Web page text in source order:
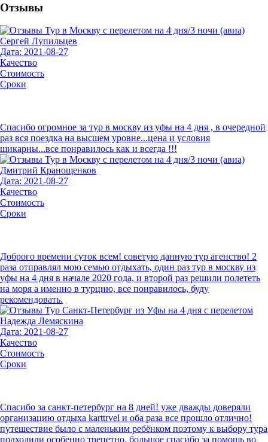
Отзывы
Сергей Лупильцев
Дата: 2021-08-27
Качество
Стоимость
Сроки
Спасибо огромное за тур в москву из уфы на 4 дня , в очередной
раз вся поездка на высшем уровне...цена и условия
шикарны...все понравилось как и всегда !!!
Дмитрий Кранощенков
Дата: 2021-08-27
Качество
Стоимость
Сроки
Доброго времени суток всем! советую данную тур агенство! 2
раза отправлял мою семью отдыхать, один раз тур в москву из
уфы на 4 дня в начале 2020 года, и второй раз решили полететь
на моря а именно в турцию, все понравилось, буду
рекомендовать.
Надежда Лемяскина
Дата: 2021-08-27
Качество
Стоимость
Сроки
Спасибо за санкт-петербург на 8 дней! уже дважды доверяли
организацию отдыха karttrvel и оба раза все прошло отлично!
путешествие было с маленьким ребёнком поэтому к выбору тура
подходили особенно трепетно. большое спасибо за помощь во